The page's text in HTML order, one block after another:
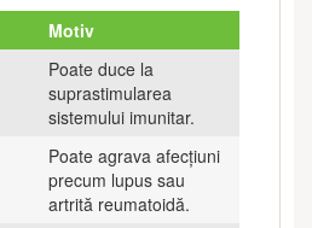
Motiv
Poate duce la
suprastimularea
sistemului imunitar.
Poate agrava afecțiuni
precum lupus sau
artrită reumatoidă.